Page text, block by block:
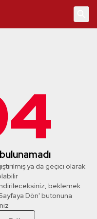
ya da geçici olarak
beklemek
Dön' butonuna